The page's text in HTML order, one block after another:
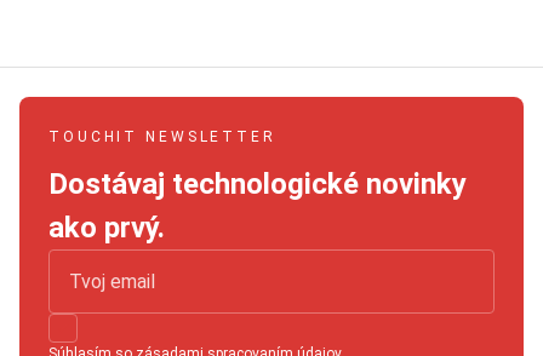
TOUCHIT NEWSLETTER
Dostávaj technologické novinky
ako prvý.